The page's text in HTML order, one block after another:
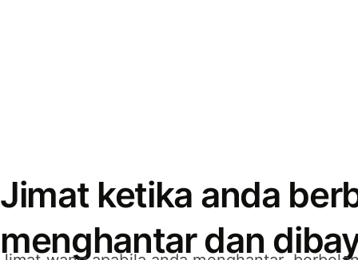
Jimat ketika anda
menghantar dan